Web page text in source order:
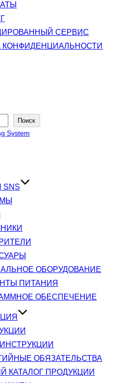
СЕРВИС
КОНФИДЕНЦИАЛЬНОСТИ
Поиск
ОБОРУДОВАНИЕ
ПИТАНИЯ
ОБЕСПЕЧЕНИЕ
ОБЯЗАТЕЛЬСТВА
КАТАЛОГ ПРОДУКЦИИ